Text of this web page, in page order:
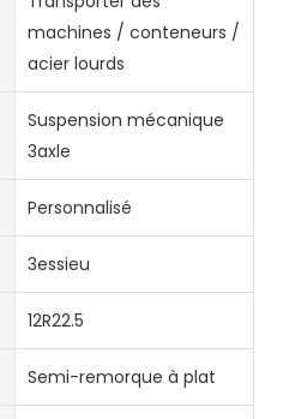
machines / conteneurs /
acier lourds
Suspension mécanique
3axle
Personnalisé
3essieu
12R22.5
Semi-remorque à plat